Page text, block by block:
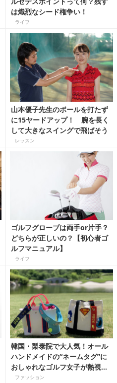
は熾烈なシード権争い！
ライフ
山本優子先生のボールを打たず
に15ヤードアップ！ 腕を長く
して大きなスイングで飛ばそう
レッスン
ゴルフグローブは両手or片手？
どちらが正しいの？【初心者ゴ
ルフマニュアル】
ライフ
韓国・梨泰院で大人気！オール
ハンドメイドの“ネームタグ”に
おしゃれなゴルフ女子が熱視
線！
ファッション